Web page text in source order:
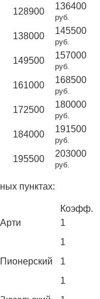
128900
136400
руб.
138000
145500
руб.
149500
157000
руб.
161000
168500
руб.
172500
180000
руб.
184000
191500
руб.
195500
203000
руб.
пунктах:
Коэфф.
1
1
1
1